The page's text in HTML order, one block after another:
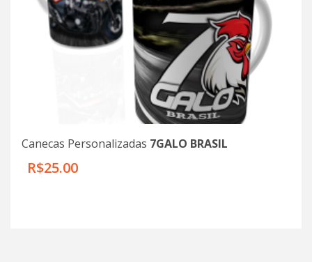
Canecas Personalizadas 7GALO BRASIL
R$25.00